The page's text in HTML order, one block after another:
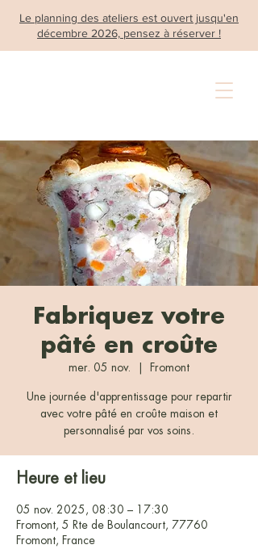
Le planning des ateliers est ouvert jusqu'en
décembre 2026, pensez à réserver !
Fabriquez votre
pâté en croûte
mer. 05 nov. Fromont
Une journée d'apprentissage pour repartir
avec votre pâté en croûte maison et
personnalisé par vos soins.
Heure et lieu
05 nov. 2025, 08:30 – 17:30
Fromont, 5 Rte de Boulancourt, 77760
Fromont, France